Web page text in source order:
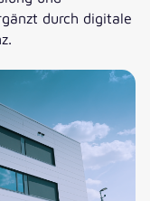
durch digitale